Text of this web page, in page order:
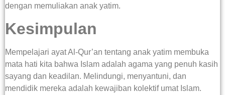
dengan memuliakan anak yatim.
Kesimpulan
Mempelajari ayat Al-Qur’an tentang anak yatim membuka
mata hati kita bahwa Islam adalah agama yang penuh kasih
sayang dan keadilan. Melindungi, menyantuni, dan
mendidik mereka adalah kewajiban kolektif umat Islam.